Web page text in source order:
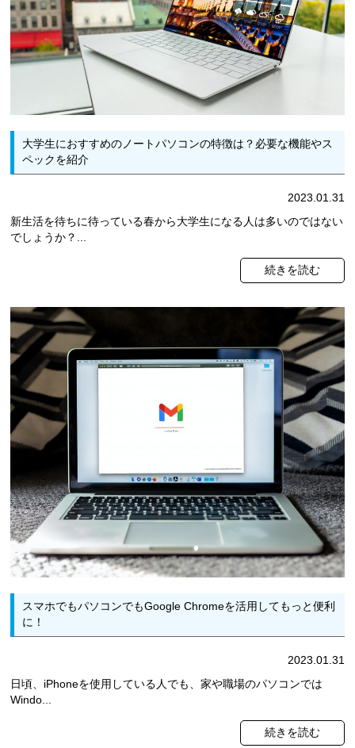
大学生におすすめのノートパソコンの特徴は？必要な機能やス
ペックを紹介
2023.01.31
新生活を待ちに待っている春から大学生になる人は多いのではない
でしょうか？...
続きを読む
スマホでもパソコンでもGoogle Chromeを活用してもっと便利
に！
2023.01.31
日頃、iPhoneを使用している人でも、家や職場のパソコンでは
Windo...
続きを読む